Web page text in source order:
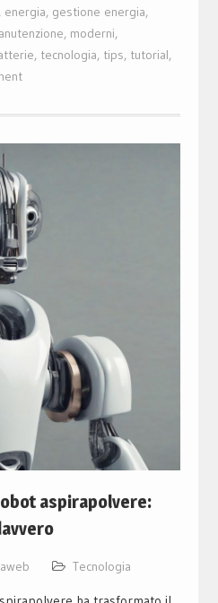
, energia, gestione energia,
, moderni,
, tecnologia, tips, tutorial,
aspirapolvere:
Tecnologia